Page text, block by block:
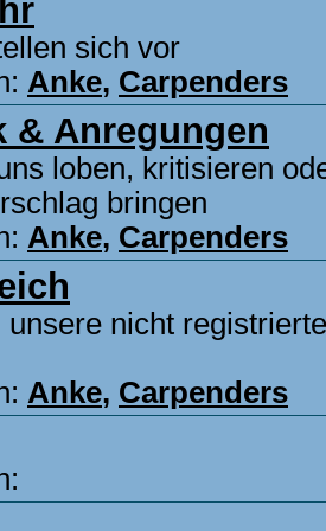
sich vor
Anke, Carpenders
& Anregungen
loben, kritisieren
bringen
Anke, Carpenders
unsere nicht
Anke, Carpenders